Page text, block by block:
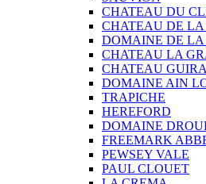
CHATEAU DU
CHATEAU DE
DOMAINE DE LA
CHATEAU LA
CHATEAU
DOMAINE AIN
TRAPICHE
HEREFORD
DOMAINE
FREEMARK
PEWSEY VALE
PAUL CLOUET